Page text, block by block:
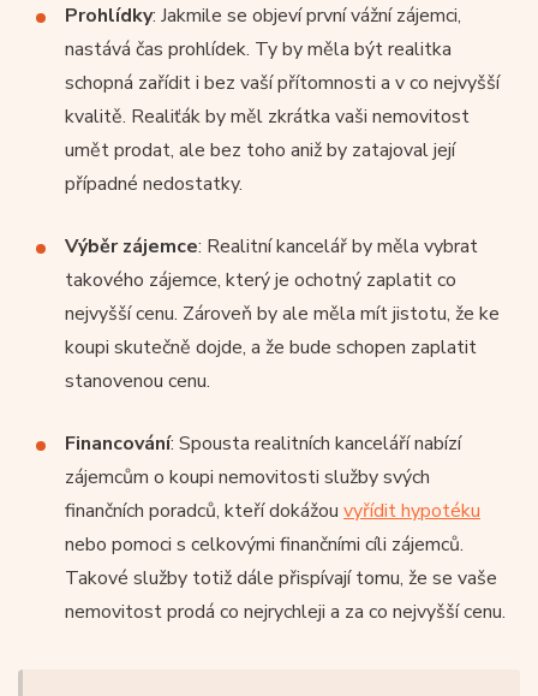
Prohlídky: Jakmile se objeví první vážní zájemci,
nastává čas prohlídek. Ty by měla být realitka
schopná zařídit i bez vaší přítomnosti a v co nejvyšší
kvalitě. Realiťák by měl zkrátka vaši nemovitost
umět prodat, ale bez toho aniž by zatajoval její
případné nedostatky.
Výběr zájemce: Realitní kancelář by měla vybrat
takového zájemce, který je ochotný zaplatit co
nejvyšší cenu. Zároveň by ale měla mít jistotu, že ke
koupi skutečně dojde, a že bude schopen zaplatit
stanovenou cenu.
Financování: Spousta realitních kanceláří nabízí
zájemcům o koupi nemovitosti služby svých
finančních poradců, kteří dokážou vyřídit hypotéku
nebo pomoci s celkovými finančními cíli zájemců.
Takové služby totiž dále přispívají tomu, že se vaše
nemovitost prodá co nejrychleji a za co nejvyšší cenu.